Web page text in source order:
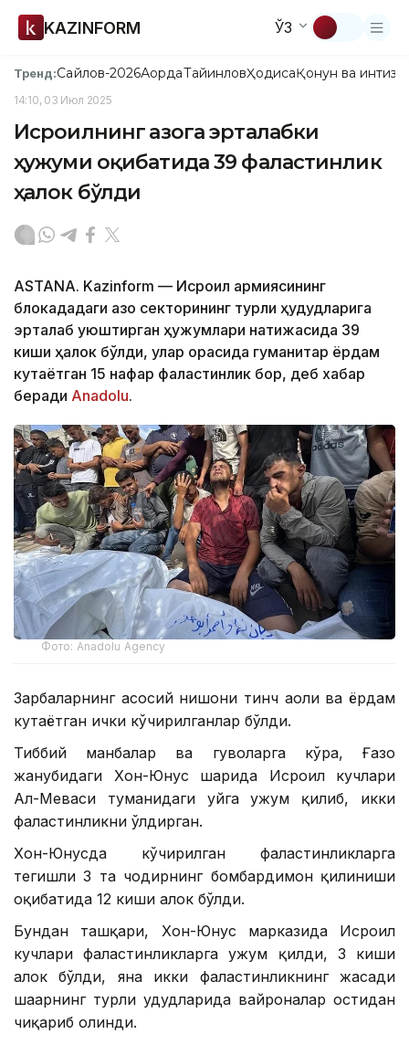
KAZINFORM ЎЗ
Тренд:Сайлов-2026АқордаТайинловҲодисаҚонун ва
14:10, 03 Июл 2025
Исроилнинг Ғазога эрталабки
ҳужуми оқибатида 39 фаластинлик
ҳалок бўлди
ASTANA. Kazinform — Исроил армиясининг
блокададаги Ғазо секторининг турли ҳудудларига
эрталаб уюштирган ҳужумлари натижасида 39
киши ҳалок бўлди, улар орасида гуманитар ёрдам
кутаётган 15 нафар фаластинлик бор, деб хабар
беради Anadolu.
Фото: Anadolu Agency
Зарбаларнинг асосий нишони тинч аҳоли ва ёрдам
кутаётган ички кўчирилганлар бўлди.
Тиббий манбалар ва гувоҳларга кўра, Ғазо
жанубидаги Хон-Юнус шаҳрида Исроил кучлари
Ал-Меваси туманидаги уйга ҳужум қилиб, икки
фаластинликни ўлдирган.
Хон-Юнусда кўчирилган фаластинликларга
тегишли 3 та чодирнинг бомбардимон қилиниши
оқибатида 12 киши ҳалок бўлди.
Бундан ташқари, Хон-Юнус марказида Исроил
кучлари фаластинликларга ҳужум қилди, 3 киши
ҳалок бўлди, яна икки фаластинликнинг жасади
шаҳарнинг турли ҳудудларида вайроналар остидан
чиқариб олинди.